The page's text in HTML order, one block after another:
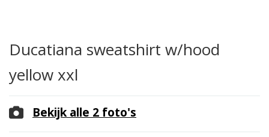
Ducatiana sweatshirt w/hood
yellow xxl
Bekijk alle 2 foto's